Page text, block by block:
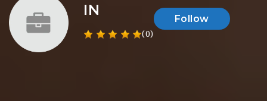
IN
(0)
Follow